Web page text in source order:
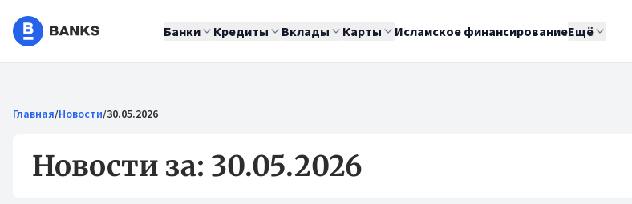
Банки Кредиты Вклады Карты Исламское финансированиеЕщё
Главная/Новости/30.05.2026
Новости за: 30.05.2026